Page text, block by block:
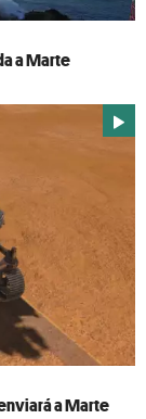
a Marte
a Marte